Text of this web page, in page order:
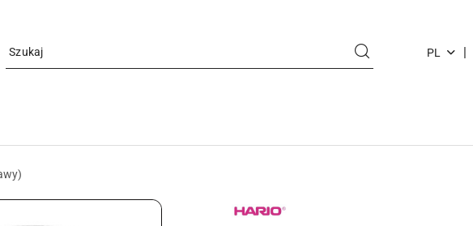
PL |
LOGO
MARKI